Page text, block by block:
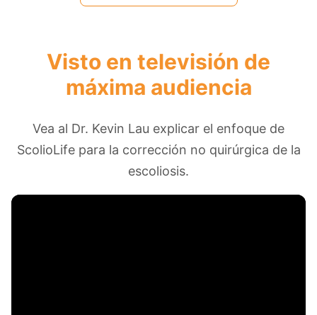
Visto en televisión de
máxima audiencia
Vea al Dr. Kevin Lau explicar el enfoque de
ScolioLife para la corrección no quirúrgica de la
escoliosis.